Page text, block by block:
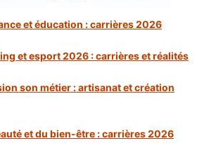
et éducation : carrières 2026
et esport 2026 : carrières et réalités
son métier : artisanat et création
et du bien-être : carrières 2026